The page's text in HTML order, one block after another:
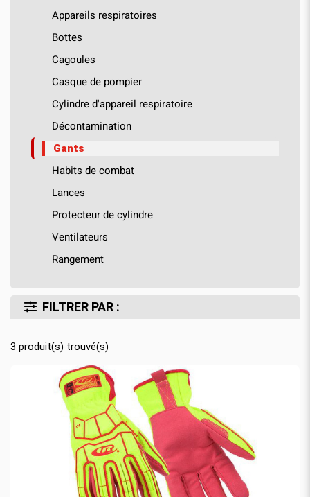
Appareils respiratoires
Bottes
Cagoules
Casque de pompier
Cylindre d'appareil respiratoire
Décontamination
Gants
Habits de combat
Lances
Protecteur de cylindre
Ventilateurs
Rangement
FILTRER PAR :
3 produit(s) trouvé(s)